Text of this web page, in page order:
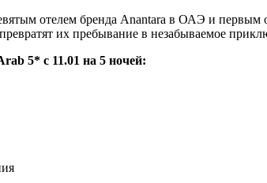
отелем бренда Anantara в ОАЭ и
их пребывание в незабываемое
5* с 11.01 на 5 ночей: